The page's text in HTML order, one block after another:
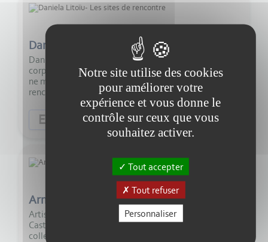
29:00
Daniela Litoïu- Les sites de rencontre
Daniela Litoïu, psychanalyste, psychanalyste
corporelle, nous parle dans son émission d'un sujet qui
ne manquera pas de vous surprendre : les sites de
rencontre.
Economie Diversité
5:00
Armando Bergallo expose à Lalandusse
Artiste originaire d"Uruguay, installé à côté de
Castillonnès, à Lalandusse, Armando propose une
collection de tableaux sur le thème de l'énergie.
Notre site utilise des cookies
pour améliorer votre
expérience et vous donne le
contrôle sur ceux que vous
souhaitez activer.
Tout accepter
Tout refuser
Personnaliser